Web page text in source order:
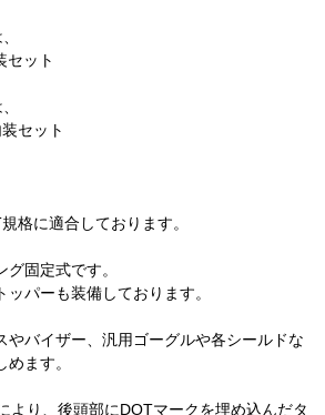
セット
セット
格に適合しております。
固定式です。
パーも装備しております。
やバイザー、汎用ゴーグルや各シールドな
ます。
より、後頭部にDOTマークを埋め込んだタ